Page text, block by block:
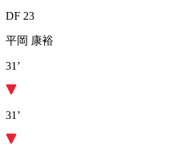
DF 23
平岡 康裕
31’
31’